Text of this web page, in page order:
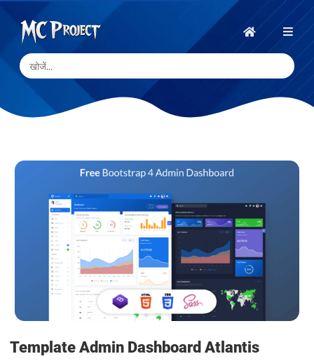
होम
Template Admin Dashboard Atlantis
Project
Official
Store
डिजिटल
स्टोर